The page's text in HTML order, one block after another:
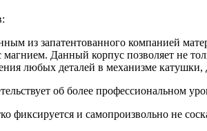
из запатентованного компанией
Данный корпус позволяет не
любых деталей в механизме
об более профессиональном
фиксируется и самопроизвольно не